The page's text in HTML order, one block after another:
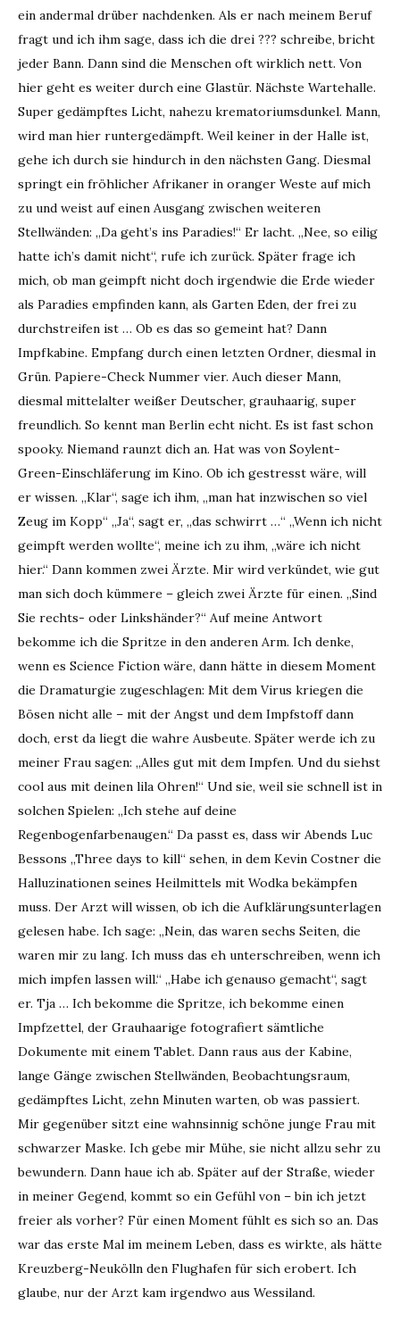
ein andermal drüber nachdenken. Als er nach meinem Beruf
fragt und ich ihm sage, dass ich die drei ??? schreibe, bricht
jeder Bann. Dann sind die Menschen oft wirklich nett. Von
hier geht es weiter durch eine Glastür. Nächste Wartehalle.
Super gedämpftes Licht, nahezu krematoriumsdunkel. Mann,
wird man hier runtergedämpft. Weil keiner in der Halle ist,
gehe ich durch sie hindurch in den nächsten Gang. Diesmal
springt ein fröhlicher Afrikaner in oranger Weste auf mich
zu und weist auf einen Ausgang zwischen weiteren
Stellwänden: „Da geht’s ins Paradies!“ Er lacht. „Nee, so eilig
hatte ich’s damit nicht“, rufe ich zurück. Später frage ich
mich, ob man geimpft nicht doch irgendwie die Erde wieder
als Paradies empfinden kann, als Garten Eden, der frei zu
durchstreifen ist … Ob es das so gemeint hat? Dann
Impfkabine. Empfang durch einen letzten Ordner, diesmal in
Grün. Papiere-Check Nummer vier. Auch dieser Mann,
diesmal mittelalter weißer Deutscher, grauhaarig, super
freundlich. So kennt man Berlin echt nicht. Es ist fast schon
spooky. Niemand raunzt dich an. Hat was von Soylent-
Green-Einschläferung im Kino. Ob ich gestresst wäre, will
er wissen. „Klar“, sage ich ihm, „man hat inzwischen so viel
Zeug im Kopp“ „Ja“, sagt er, „das schwirrt …“ „Wenn ich nicht
geimpft werden wollte“, meine ich zu ihm, „wäre ich nicht
hier.“ Dann kommen zwei Ärzte. Mir wird verkündet, wie gut
man sich doch kümmere – gleich zwei Ärzte für einen. „Sind
Sie rechts- oder Linkshänder?“ Auf meine Antwort
bekomme ich die Spritze in den anderen Arm. Ich denke,
wenn es Science Fiction wäre, dann hätte in diesem Moment
die Dramaturgie zugeschlagen: Mit dem Virus kriegen die
Bösen nicht alle – mit der Angst und dem Impfstoff dann
doch, erst da liegt die wahre Ausbeute. Später werde ich zu
meiner Frau sagen: „Alles gut mit dem Impfen. Und du siehst
cool aus mit deinen lila Ohren!“ Und sie, weil sie schnell ist in
solchen Spielen: „Ich stehe auf deine
Regenbogenfarbenaugen.“ Da passt es, dass wir Abends Luc
Bessons „Three days to kill“ sehen, in dem Kevin Costner die
Halluzinationen seines Heilmittels mit Wodka bekämpfen
muss. Der Arzt will wissen, ob ich die Aufklärungsunterlagen
gelesen habe. Ich sage: „Nein, das waren sechs Seiten, die
waren mir zu lang. Ich muss das eh unterschreiben, wenn ich
mich impfen lassen will.“ „Habe ich genauso gemacht“, sagt
er. Tja … Ich bekomme die Spritze, ich bekomme einen
Impfzettel, der Grauhaarige fotografiert sämtliche
Dokumente mit einem Tablet. Dann raus aus der Kabine,
lange Gänge zwischen Stellwänden, Beobachtungsraum,
gedämpftes Licht, zehn Minuten warten, ob was passiert.
Mir gegenüber sitzt eine wahnsinnig schöne junge Frau mit
schwarzer Maske. Ich gebe mir Mühe, sie nicht allzu sehr zu
bewundern. Dann haue ich ab. Später auf der Straße, wieder
in meiner Gegend, kommt so ein Gefühl von – bin ich jetzt
freier als vorher? Für einen Moment fühlt es sich so an. Das
war das erste Mal im meinem Leben, dass es wirkte, als hätte
Kreuzberg-Neukölln den Flughafen für sich erobert. Ich
glaube, nur der Arzt kam irgendwo aus Wessiland.